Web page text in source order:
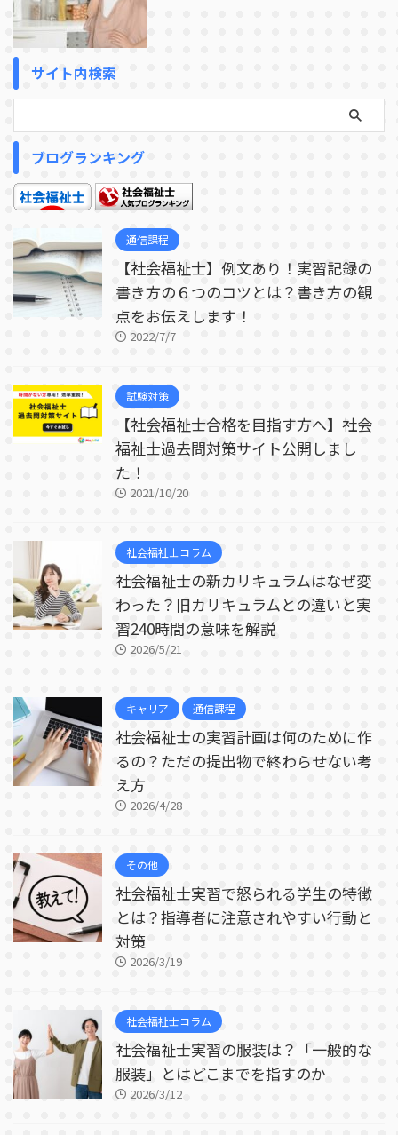
サイト内検索
ブログランキング
通信課程
【社会福祉士】例文あり！実習記録の
書き方の６つのコツとは？書き方の観
点をお伝えします！
2022/7/7
試験対策
【社会福祉士合格を目指す方へ】社会
福祉士過去問対策サイト公開しまし
た！
2021/10/20
社会福祉士コラム
社会福祉士の新カリキュラムはなぜ変
わった？旧カリキュラムとの違いと実
習240時間の意味を解説
2026/5/21
キャリア 通信課程
社会福祉士の実習計画は何のために作
るの？ただの提出物で終わらせない考
え方
2026/4/28
その他
社会福祉士実習で怒られる学生の特徴
とは？指導者に注意されやすい行動と
対策
2026/3/19
社会福祉士コラム
社会福祉士実習の服装は？「一般的な
服装」とはどこまでを指すのか
2026/3/12